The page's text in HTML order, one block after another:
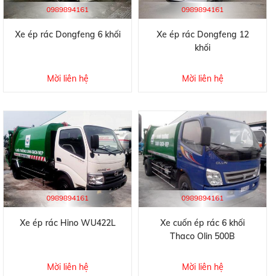
0989894161
Xe ép rác Dongfeng 6 khối
Mời liên hệ
0989894161
Xe ép rác Dongfeng 12
khối
Mời liên hệ
0989894161
Xe ép rác Hino WU422L
Mời liên hệ
0989894161
Xe cuốn ép rác 6 khối
Thaco Olin 500B
Mời liên hệ